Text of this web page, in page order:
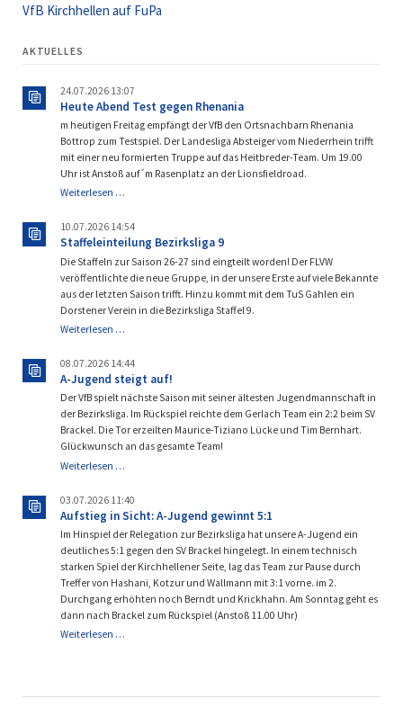
VfB Kirchhellen auf FuPa
AKTUELLES
24.07.2026 13:07
Heute Abend Test gegen Rhenania
m heutigen Freitag empfängt der VfB den Ortsnachbarn Rhenania
Bottrop zum Testspiel. Der Landesliga Absteiger vom Niederrhein trifft
mit einer neu formierten Truppe auf das Heitbreder-Team. Um 19.00
Uhr ist Anstoß auf´m Rasenplatz an der Lionsfieldroad.
Weiterlesen …Heute
Test
gegen
Rhenania
10.07.2026 14:54
Staffeleinteilung Bezirksliga 9
Die Staffeln zur Saison 26-27 sind eingteilt worden! Der FLVW
veröffentlichte die neue Gruppe, in der unsere Erste auf viele Bekannte
aus der letzten Saison trifft. Hinzu kommt mit dem TuS Gahlen ein
Dorstener Verein in die Bezirksliga Staffel 9.
Weiterlesen …Staffeleinteilung
9
08.07.2026 14:44
A-Jugend steigt auf!
Der VfB spielt nächste Saison mit seiner ältesten Jugendmannschaft in
der Bezirksliga. Im Rückspiel reichte dem Gerlach Team ein 2:2 beim SV
Brackel. Die Tor erzeilten Maurice-Tiziano Lücke und Tim Bernhart.
Glückwunsch an das gesamte Team!
Weiterlesen …
steigt
auf!
03.07.2026 11:40
Aufstieg in Sicht: A-Jugend gewinnt 5:1
Im Hinspiel der Relegation zur Bezirksliga hat unsere A-Jugend ein
deutliches 5:1 gegen den SV Brackel hingelegt. In einem technisch
starken Spiel der Kirchhellener Seite, lag das Team zur Pause durch
Treffer von Hashani, Kotzur und Wallmann mit 3:1 vorne. im 2.
Durchgang erhöhten noch Berndt und Krickhahn. Am Sonntag geht es
dann nach Brackel zum Rückspiel (Anstoß 11.00 Uhr)
Weiterlesen …Aufstieg
Jugend